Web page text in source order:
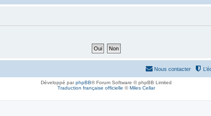
Nous contacter
Développé parphpBB® Forum Software © phpBB Limited
Traduction française officielle ©Miles Cellar